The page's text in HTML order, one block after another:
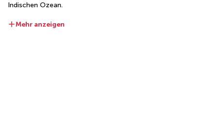
Indischen Ozean.
Mehr anzeigen